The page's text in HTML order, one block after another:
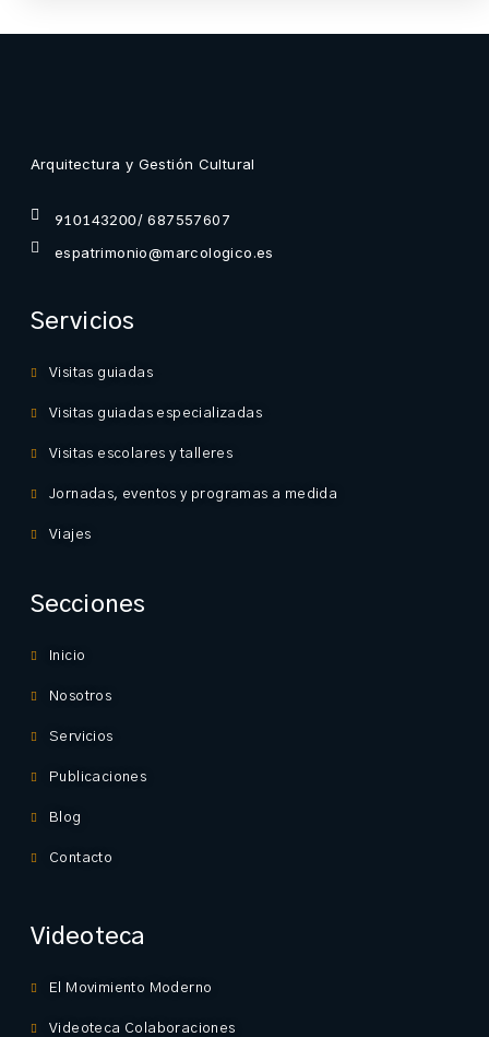
Arquitectura y Gestión Cultural
910143200/ 687557607
espatrimonio@marcologico.es
Servicios
Visitas guiadas
Visitas guiadas especializadas
Visitas escolares y talleres
Jornadas, eventos y programas a medida
Viajes
Secciones
Inicio
Nosotros
Servicios
Publicaciones
Blog
Contacto
Videoteca
El Movimiento Moderno
Videoteca Colaboraciones